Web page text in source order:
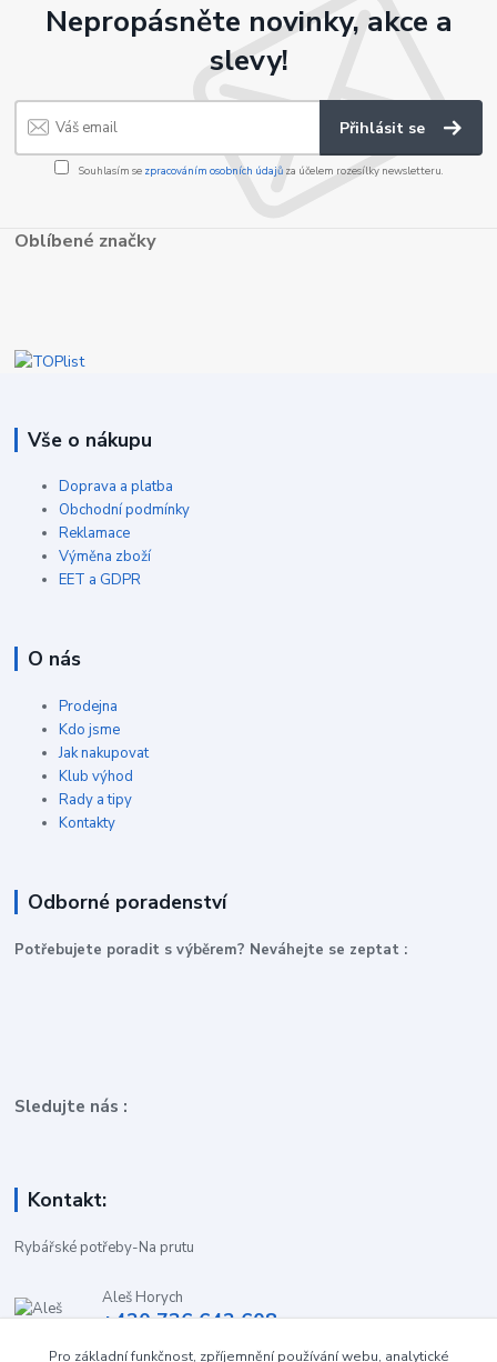
Nepropásněte novinky, akce a
slevy!
Přihlásit se
Souhlasím se zpracováním osobních údajůza účelem rozesílky newsletteru.
Oblíbené značky
Vše o nákupu
Doprava a platba
Obchodní podmínky
Reklamace
Výměna zboží
EET a GDPR
O nás
Prodejna
Kdo jsme
Jak nakupovat
Klub výhod
Rady a tipy
Kontakty
Odborné poradenství
Potřebujete poradit s výběrem? Neváhejte se zeptat :
Sledujte nás :
Kontakt:
Rybářské potřeby-Na prutu
Aleš Horych
+420 736 642 608
Pro základní funkčnost, zpříjemnění používání webu, analytické